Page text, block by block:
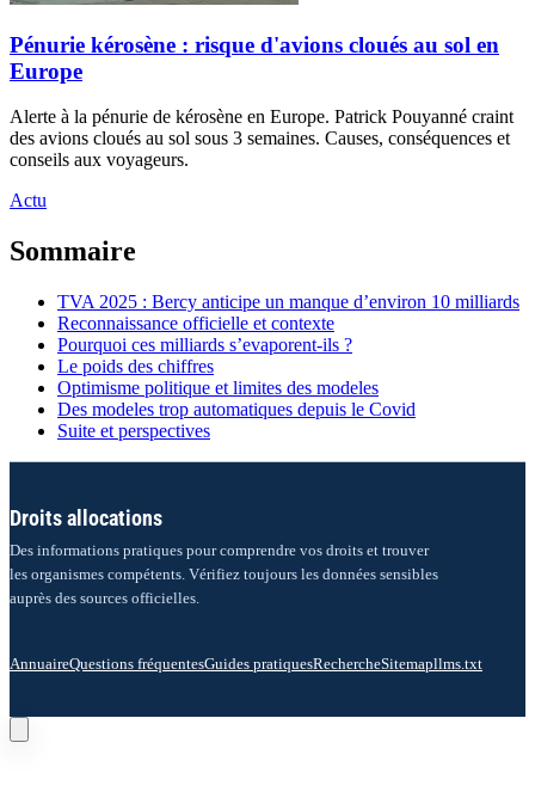
Pénurie kérosène : risque d'avions cloués au sol en
Europe
Alerte à la pénurie de kérosène en Europe. Patrick Pouyanné craint
des avions cloués au sol sous 3 semaines. Causes, conséquences et
conseils aux voyageurs.
Actu
Sommaire
TVA 2025 : Bercy anticipe un manque d’environ 10 milliards
Reconnaissance officielle et contexte
Pourquoi ces milliards s’evaporent-ils ?
Le poids des chiffres
Optimisme politique et limites des modeles
Des modeles trop automatiques depuis le Covid
Suite et perspectives
Droits allocations
Des informations pratiques pour comprendre vos droits et trouver
les organismes compétents. Vérifiez toujours les données sensibles
auprès des sources officielles.
AnnuaireQuestions fréquentesGuides pratiquesRechercheSitemapllms.txt